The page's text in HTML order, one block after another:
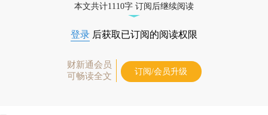
本文共计1110字 订阅后继续阅读
登录 后获取已订阅的阅读权限
财新通会员
可畅读全文
订阅/会员升级